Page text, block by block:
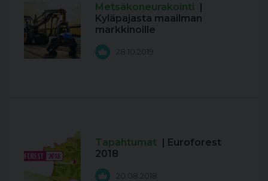
Metsäkoneurakointi |
Kyläpajasta maailman
markkinoille
28.10.2019
Tapahtumat | Euroforest
2018
20.08.2018